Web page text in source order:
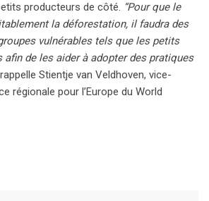
producteurs de côté. “Pour que le
la déforestation, il faudra des
vulnérables tels que les petits
de les aider à adopter des pratiques
rappelle Stientje van Veldhoven, vice-
régionale pour l’Europe du World